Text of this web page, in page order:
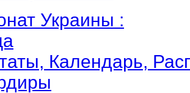
Украины :
Календарь,